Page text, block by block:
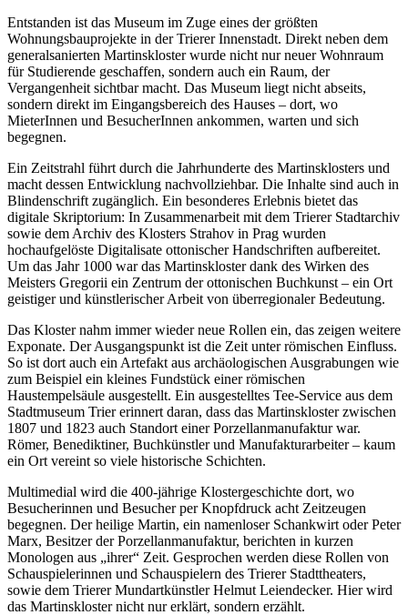
Entstanden ist das Museum im Zuge eines der größten
Wohnungsbauprojekte in der Trierer Innenstadt. Direkt neben dem
generalsanierten Martinskloster wurde nicht nur neuer Wohnraum
für Studierende geschaffen, sondern auch ein Raum, der
Vergangenheit sichtbar macht. Das Museum liegt nicht abseits,
sondern direkt im Eingangsbereich des Hauses – dort, wo
MieterInnen und BesucherInnen ankommen, warten und sich
begegnen.
Ein Zeitstrahl führt durch die Jahrhunderte des Martinsklosters und
macht dessen Entwicklung nachvollziehbar. Die Inhalte sind auch in
Blindenschrift zugänglich. Ein besonderes Erlebnis bietet das
digitale Skriptorium: In Zusammenarbeit mit dem Trierer Stadtarchiv
sowie dem Archiv des Klosters Strahov in Prag wurden
hochaufgelöste Digitalisate ottonischer Handschriften aufbereitet.
Um das Jahr 1000 war das Martinskloster dank des Wirken des
Meisters Gregorii ein Zentrum der ottonischen Buchkunst – ein Ort
geistiger und künstlerischer Arbeit von überregionaler Bedeutung.
Das Kloster nahm immer wieder neue Rollen ein, das zeigen weitere
Exponate. Der Ausgangspunkt ist die Zeit unter römischen Einfluss.
So ist dort auch ein Artefakt aus archäologischen Ausgrabungen wie
zum Beispiel ein kleines Fundstück einer römischen
Haustempelsäule ausgestellt. Ein ausgestelltes Tee-Service aus dem
Stadtmuseum Trier erinnert daran, dass das Martinskloster zwischen
1807 und 1823 auch Standort einer Porzellanmanufaktur war.
Römer, Benediktiner, Buchkünstler und Manufakturarbeiter – kaum
ein Ort vereint so viele historische Schichten.
Multimedial wird die 400-jährige Klostergeschichte dort, wo
Besucherinnen und Besucher per Knopfdruck acht Zeitzeugen
begegnen. Der heilige Martin, ein namenloser Schankwirt oder Peter
Marx, Besitzer der Porzellanmanufaktur, berichten in kurzen
Monologen aus „ihrer“ Zeit. Gesprochen werden diese Rollen von
Schauspielerinnen und Schauspielern des Trierer Stadttheaters,
sowie dem Trierer Mundartkünstler Helmut Leiendecker. Hier wird
das Martinskloster nicht nur erklärt, sondern erzählt.